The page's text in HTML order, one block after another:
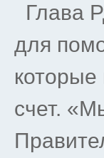
Глава
для
которые
счет.